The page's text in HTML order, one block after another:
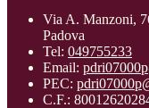
Via A. Manzoni,
Padova
Tel: 049755233
Email:
PEC:
C.F.: